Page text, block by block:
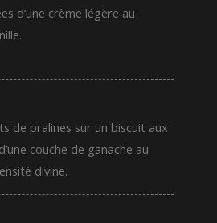
d’une crème légère au
de pralines sur un biscuit aux
couche de ganache au
divine.